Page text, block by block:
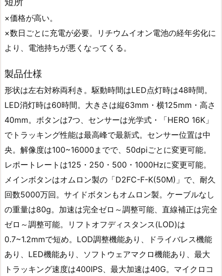
×価格が高い。
×数日ごとに充電が必要。リチウムイオン電池の経年劣化に
より、電池持ちが悪くなってくる。
製品仕様
形状は左右対称両利き。駆動時間はLED点灯時は48時間。
LED消灯時は60時間。大きさは縦63mm・横125mm・高さ
40mm。ボタンは7つ、センサーは光学式・「HERO 16K」
でトラッキング性能は最高峰で最新式。センサー位置は中
央。解像度は100~16000までで、50dpiごとに変更可能。
レポートレートは125・250・500・1000Hzに変更可能。
メインボタンはオムロン製の「D2FC-F-K(50M)」で、耐久
回数5000万回。サイドボタンもオムロン製。ケーブルなし
の重量は80g。加速は完全ゼロ～調整可能、直線補正は完全
ゼロ～調整可能。リフトオフディスタンス(LOD)は
0.7~1.2mmで短め。LOD調整機能あり、ドライバレス機能
あり、LED機能あり、ソフトウェアマクロ機能あり、最大
トラッキング速度は400IPS、最大加速は40G。マイクロコ